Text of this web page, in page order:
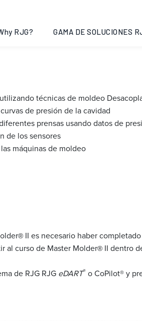
RJG? GAMA DE SOLUCIONES
II: Traverse
técnicas de moldeo
de presión de la cavidad
prensas usando datos de
de los sensores
máquinas de moldeo
®II es necesario haber
al curso de Master Molder®II dentro
de RJG RJG eDART®o CoPilot® y